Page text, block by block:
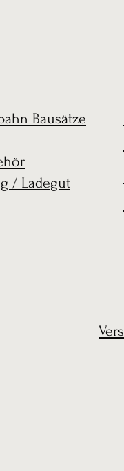
Bausätze
/ Ladegut